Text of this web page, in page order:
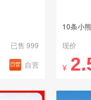
已售 999
自营
10条小
现价
¥